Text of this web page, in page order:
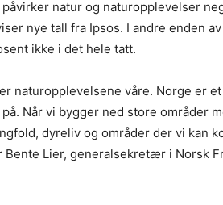
natur og naturopplevelser
nye tall fra Ipsos. I andre enden av
ikke i det hele tatt.
naturopplevelsene våre. Norge er et
Når vi bygger ned store områder
dyreliv og områder der vi kan
Lier, generalsekretær i Norsk